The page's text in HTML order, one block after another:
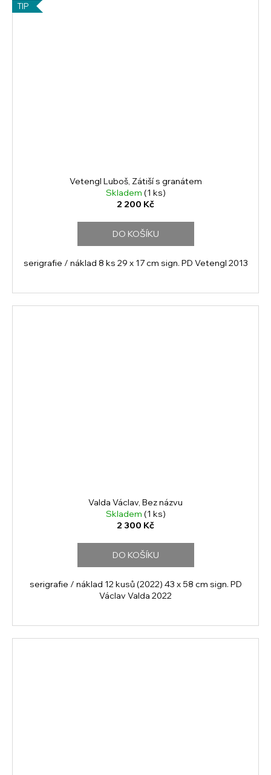
TIP
Vetengl Luboš, Zátiší s granátem
Skladem (1 ks)
2 200 Kč
DO KOŠÍKU
serigrafie / náklad 8 ks 29 x 17 cm sign. PD Vetengl 2013
Valda Václav, Bez názvu
Skladem (1 ks)
2 300 Kč
DO KOŠÍKU
serigrafie / náklad 12 kusů (2022) 43 x 58 cm sign. PD
Václav Valda 2022